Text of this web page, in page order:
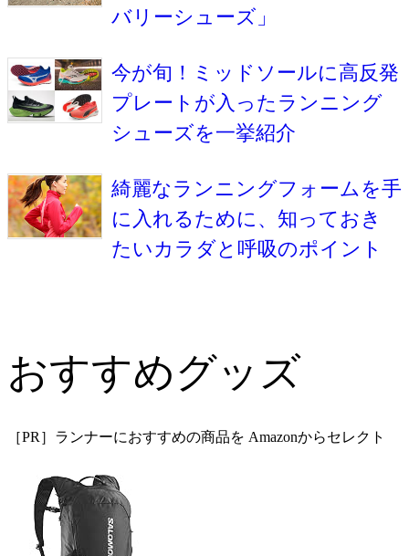
バリーシューズ」
今が旬！ミッドソールに高反発
プレートが入ったランニング
シューズを一挙紹介
綺麗なランニングフォームを手
に入れるために、知っておき
たいカラダと呼吸のポイント
おすすめグッズ
［PR］ランナーにおすすめの商品を Amazonからセレクト